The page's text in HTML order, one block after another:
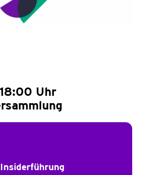
Uhr
Insiderführung